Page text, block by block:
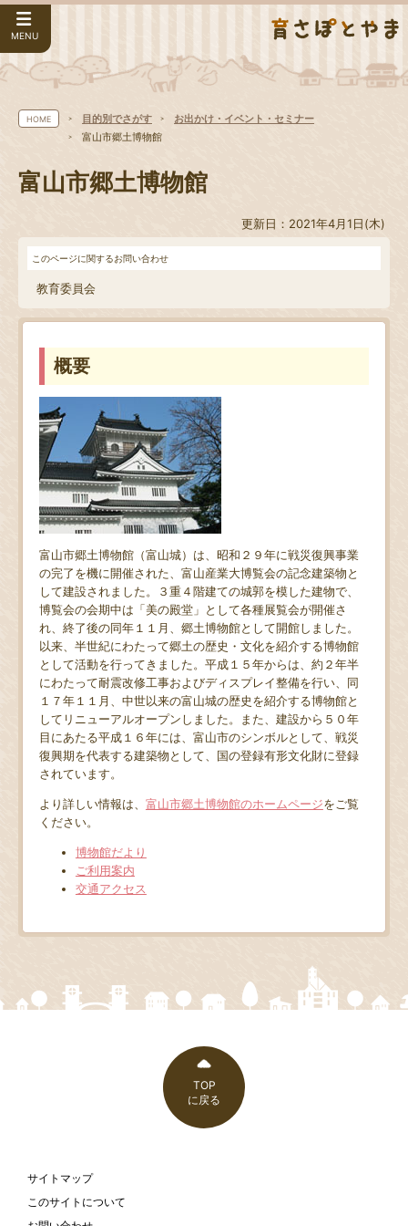
MENU
HOME 目的別でさがす
お出かけ・イベント・セミナー
富山市郷土博物館
富山市郷土博物館
更新日：2021年4月1日(木)
このページに関するお問い合わせ
教育委員会
概要
富山市郷土博物館（富山城）は、昭和２９年に戦災復興事業
の完了を機に開催された、富山産業大博覧会の記念建築物と
して建設されました。３重４階建ての城郭を模した建物で、
博覧会の会期中は「美の殿堂」として各種展覧会が開催さ
れ、終了後の同年１１月、郷土博物館として開館しました。
以来、半世紀にわたって郷土の歴史・文化を紹介する博物館
として活動を行ってきました。平成１５年からは、約２年半
にわたって耐震改修工事およびディスプレイ整備を行い、同
１７年１１月、中世以来の富山城の歴史を紹介する博物館と
してリニューアルオープンしました。また、建設から５０年
目にあたる平成１６年には、富山市のシンボルとして、戦災
復興期を代表する建築物として、国の登録有形文化財に登録
されています。
より詳しい情報は、 富山市郷土博物館のホームページをご覧
ください。
博物館だより
ご利用案内
交通アクセス
TOP
に戻る
サイトマップ
このサイトについて